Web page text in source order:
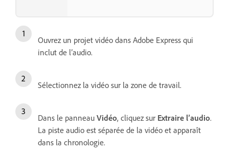
Ouvrez un projet vidéo dans Adobe Express qui
inclut de l’audio.
Sélectionnez la vidéo sur la zone de travail.
Dans le panneau Vidéo, cliquez sur Extraire l’audio.
La piste audio est séparée de la vidéo et apparaît
dans la chronologie.